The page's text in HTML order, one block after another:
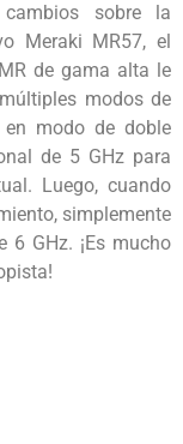
sobre la
Meraki MR57, el
de gama alta le
modos de
modo de doble
de 5 GHz para
Luego, cuando
simplemente
GHz. ¡Es mucho